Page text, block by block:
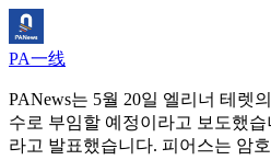
PA一线
PANews는 5월 20일 엘리너 테렛
수로 부임할 예정이라고 보도했
라고 발표했습니다. 피어스는 암